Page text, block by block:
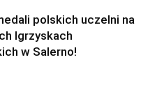
polskich uczelni na
Igrzyskach
w Salerno!